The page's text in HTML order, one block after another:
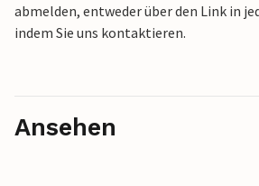
abmelden, entweder über den Link in
indem Sie uns kontaktieren.
Ansehen